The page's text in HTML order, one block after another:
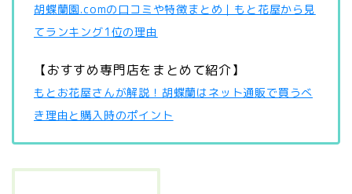
胡蝶蘭園.comの口コミや特徴まとめ｜もと花屋から見
てランキング1位の理由
【おすすめ専門店をまとめて紹介】
もとお花屋さんが解説！胡蝶蘭はネット通販で買うべ
き理由と購入時のポイント